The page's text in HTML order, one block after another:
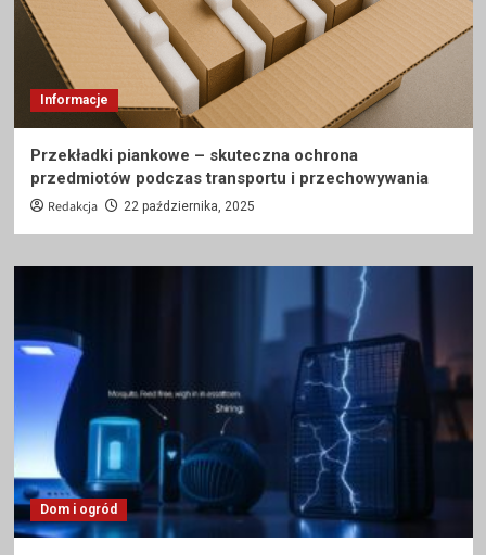
Informacje
Przekładki piankowe – skuteczna ochrona
przedmiotów podczas transportu i przechowywania
Redakcja 22 października, 2025
Dom i ogród